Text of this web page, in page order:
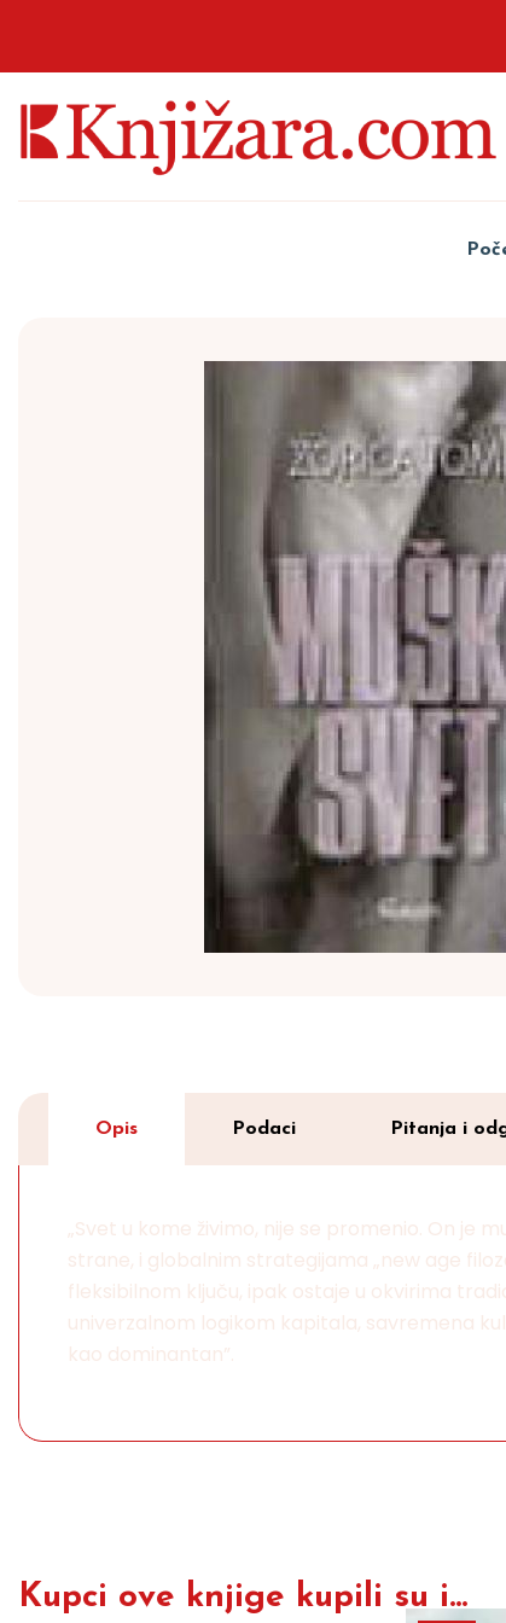
Opis Podaci Pitanja i
„Svet u kome živimo, nije se promenio. On je
strane, i globalnim strategijama „new age
fleksibilnom ključu, ipak ostaje u okvirima
univerzalnom logikom kapitala, savremena
kao dominantan”.
Kupci ove knjige kupili su i...